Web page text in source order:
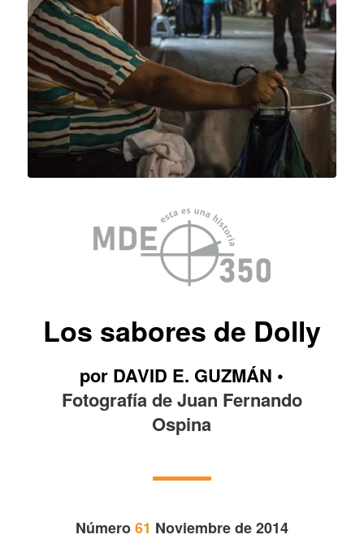
Los sabores de Dolly
por DAVID E. GUZMÁN •
Fotografía de Juan Fernando
Ospina
Número61 Noviembre de 2014